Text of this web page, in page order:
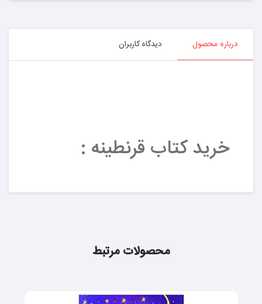
درباره محصول دیدگاه کاربران
خرید کتاب قرنطینه :
محصولات مرتبط